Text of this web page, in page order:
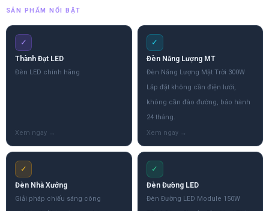
SẢN PHẨM NỔI BẬT
✓
Thành Đạt LED
Đèn LED chính hãng
✓
Đèn Năng Lượng MT
Đèn Năng Lượng Mặt Trời 300W
Lắp đặt không cần điện lưới,
không cần đào đường, bảo hành
24 tháng.
✓
Đèn Nhà Xưởng
Giải pháp chiếu sáng công
✓
Đèn Đường LED
Đèn Đường LED Module 150W